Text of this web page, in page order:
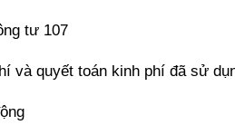
tư 107
và quyết toán kinh phí đã sử